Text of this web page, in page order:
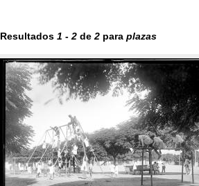
Resultados 1 - 2 de 2 para plazas